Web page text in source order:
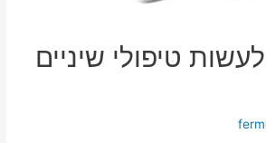
טיפולי שיניים